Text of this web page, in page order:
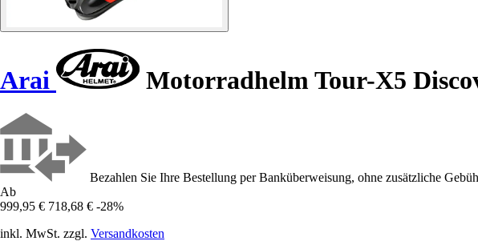
Arai Motorradhelm Tour-X5
Bezahlen Sie Ihre Bestellung per Banküberweisung, ohne zusätzliche
Ab
999,95 € 718,68 € -28%
inkl. MwSt. zzgl. Versandkosten